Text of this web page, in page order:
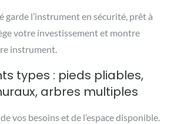
garde l’instrument en sécurité, prêt à
votre investissement et montre
instrument.
types : pieds pliables,
arbres multiples
vos besoins et de l’espace disponible.